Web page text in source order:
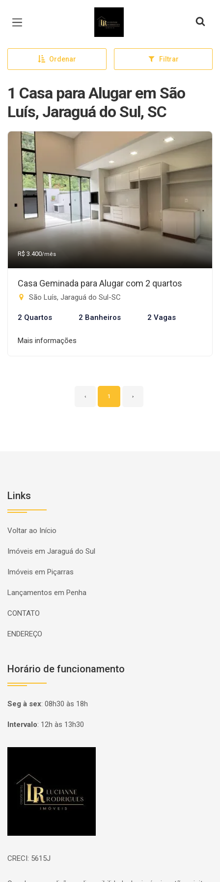
Página inicial
Ordenar Filtrar
1 Casa para Alugar em São
Luís, Jaraguá do Sul, SC
R$ 3.400/mês
Casa Geminada para Alugar com 2 quartos
São Luís, Jaraguá do Sul-SC
2 Quartos 2 Banheiros 2 Vagas
Mais informações
‹ 1 ›
Links
Voltar ao Início
Imóveis em Jaraguá do Sul
Imóveis em Piçarras
Lançamentos em Penha
CONTATO
ENDEREÇO
Horário de funcionamento
Seg à sex: 08h30 às 18h
Intervalo: 12h às 13h30
CRECI: 5615J